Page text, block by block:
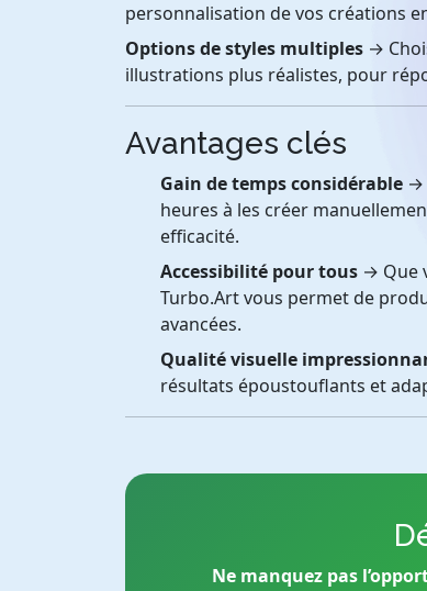
personnalisation de vos créations
Options de styles multiples →
illustrations plus réalistes, pour
Avantages clés
Gain de temps considérable →
heures à les créer
efficacité.
Accessibilité pour tous → Que
Turbo.Art vous permet de
avancées.
Qualité visuelle
résultats époustouflants et
Ne manquez pas